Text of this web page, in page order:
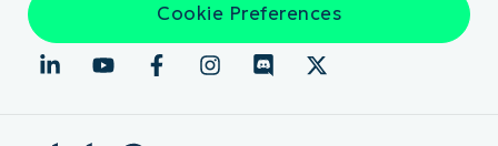
Cookie Preferences